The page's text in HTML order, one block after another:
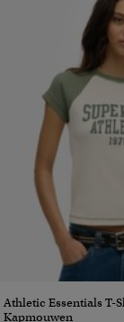
Athletic Essentials T-
Kapmouwen